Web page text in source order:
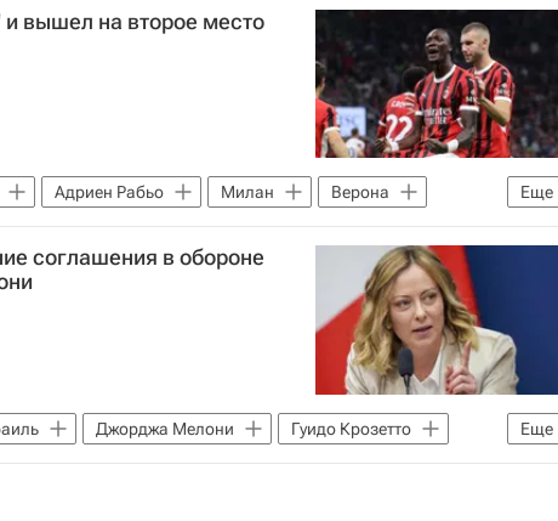
вышел на второе место
Еще
Адриен Рабьо Милан
Верона
по футболу)
соглашения в обороне
Еще
Джорджа Мелони
Гуидо Крозетто